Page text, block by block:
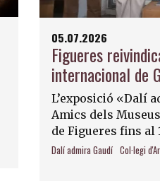
05.07.2026
Figueres
internacional de
L’exposició «Dalí
Amics dels
de Figueres fins al
Dalí admira Gaudí Col·legi